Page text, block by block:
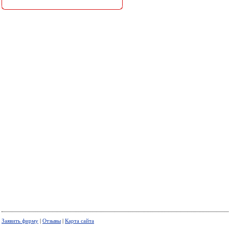
Заявить фирму | Отзывы | Карта сайта